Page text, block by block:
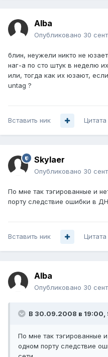
Alba
Опубликовано 30
блин, неужели никто не
наг-а по сто штук в неделю их
или, тогда как их юзают,
untag ?
Вставить ник Цитата
Skylaer
Опубликовано 30
По мне так тэгированные и
порту следствие ошибки в
Вставить ник Цитата
Alba
Опубликовано 30
В 30.09.2008 в 19:00,
По мне так тэгированные
одном порту следствие